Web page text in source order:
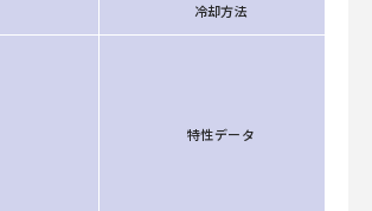
冷却方法
特性データ